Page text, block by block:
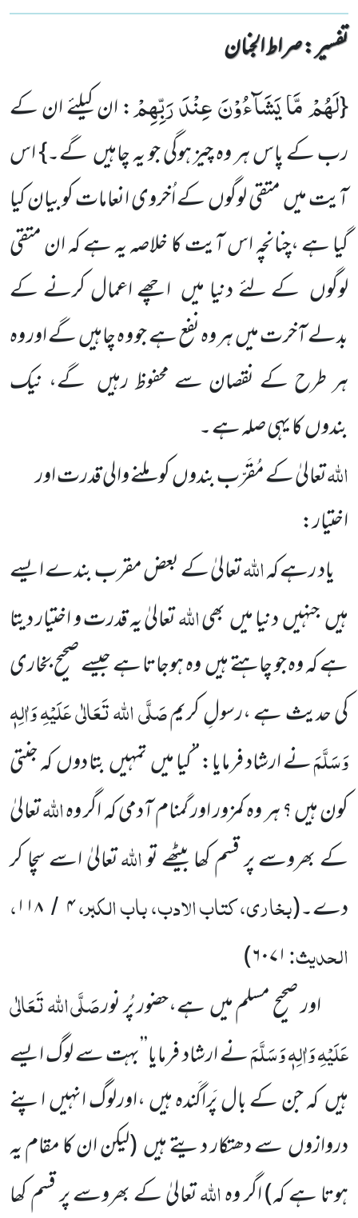
تفسیر : ‎صراط الجنان
{لَهُمْ مَّا یَشَآءُوْنَ عِنْدَ رَبِّهِمْ: ان کیلئے ان کے
رب کے پاس ہر وہ چیز ہوگی جو یہ چاہیں گے۔} اس
آیت میں متقی لوگوں کے اُخروی انعامات کو بیان کیا
گیا ہے ،چنانچہ اس آیت کا خلاصہ یہ ہے کہ ان متقی
لوگوں کے لئے دنیا میں اچھے اعمال کرنے کے
بدلے آخرت میں ہر وہ نفع ہے جو و ہ چاہیں گے اور وہ
ہر طرح کے نقصان سے محفوظ رہیں گے، نیک
بندوں کا یہی صلہ ہے ۔
اللہتعالیٰ کے مُقَرّب بندوں کو ملنے والی قدرت اور
اختیار:
یاد رہے کہاللہتعالیٰ کے بعض مقرب بندے ایسے
ہیں جنہیں دنیا میں بھیاللہتعالیٰ یہ قدرت و اختیار دیتا
ہے کہ وہ جو چاہتے ہیں وہ ہوجاتا ہے جیسے صحیح بخاری
کی حدیث ہے ،رسولِ کریمصَلَّی اللہ تَعَالٰی عَلَیْہِ وَاٰلِہٖ
وَسَلَّمَنے ارشاد فرمایا: ’’کیا میں تمہیں بتا دوں کہ جنتی
کون ہیں ؟ ہر وہ کمزور اور گمنام آدمی کہ اگر وہاللہتعالیٰ
کے بھروسے پر قسم کھا بیٹھے تواللہتعالیٰ اسے سچا کر
دے۔(بخاری، کتاب الادب، باب الکبر،۴ / ۱۱۸،
الحدیث:۶۰۷۱)
اور صحیح مسلم میں ہے،حضور پُر نورصَلَّی اللہ تَعَالٰی
عَلَیْہِ وَاٰلِہٖ وَسَلَّمَنے ارشاد فرمایا’’بہت سے لوگ ایسے
ہیں کہ جن کے بال پَراگَندہ ہیں ،اورلوگ انہیں اپنے
دروازوں سے دھتکار دیتے ہیں (لیکن ان کا مقام یہ
ہوتا ہے کہ) اگر وہاللہتعالیٰ کے بھروسے پر قسم کھا